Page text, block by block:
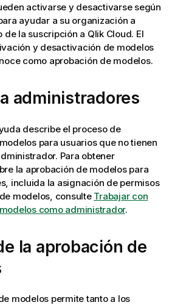
activarse y desactivarse según
ayudar a su organización a
de la suscripción a Qlik Cloud. El
y desactivación de modelos
como aprobación de modelos.
administradores
describe el proceso de
para usuarios que no tienen
Para obtener
la aprobación de modelos para
incluida la asignación de permisos
modelos, consulte Trabajar con
como administrador.
la aprobación de
modelos permite tanto a los